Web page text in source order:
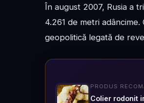
În august 2007, Rusia a
4.261 de metri
geopolitică legată de
PRODUS
Colier rodonit